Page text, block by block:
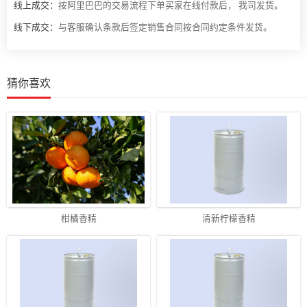
线上成交： 按阿里巴巴的交易流程下单买家在线付款后， 我司发货。
线下成交： 与客服确认条款后签定销售合同按合同约定条件发货。
猜你喜欢
柑橘香精 清新柠檬香精